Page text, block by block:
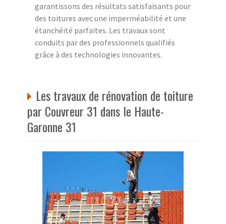
garantissons des résultats satisfaisants pour
des toitures avec une imperméabilité et une
étanchéité parfaites. Les travaux sont
conduits par des professionnels qualifiés
grâce à des technologies innovantes.
Les travaux de rénovation de toiture
par Couvreur 31 dans le Haute-
Garonne 31